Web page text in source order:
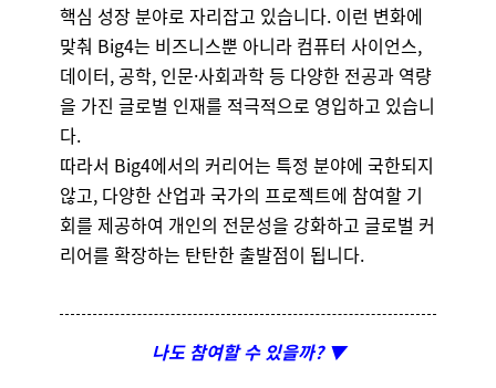
핵심 성장 분야로 자리잡고 있습니다. 이런 변화에
맞춰 Big4는 비즈니스뿐 아니라 컴퓨터 사이언스,
데이터, 공학, 인문·사회과학 등 다양한 전공과 역량
을 가진 글로벌 인재를 적극적으로 영입하고 있습니
다.
따라서 Big4에서의 커리어는 특정 분야에 국한되지
않고, 다양한 산업과 국가의 프로젝트에 참여할 기
회를 제공하여 개인의 전문성을 강화하고 글로벌 커
리어를 확장하는 탄탄한 출발점이 됩니다.
나도 참여할 수 있을까? ▼